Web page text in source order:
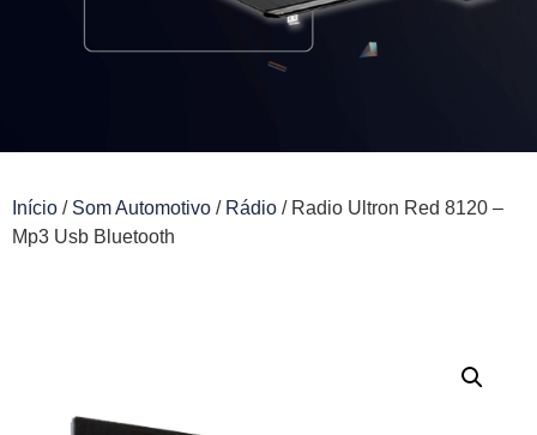
Início / Som Automotivo / Rádio / Radio Ultron Red 8120 –
Mp3 Usb Bluetooth